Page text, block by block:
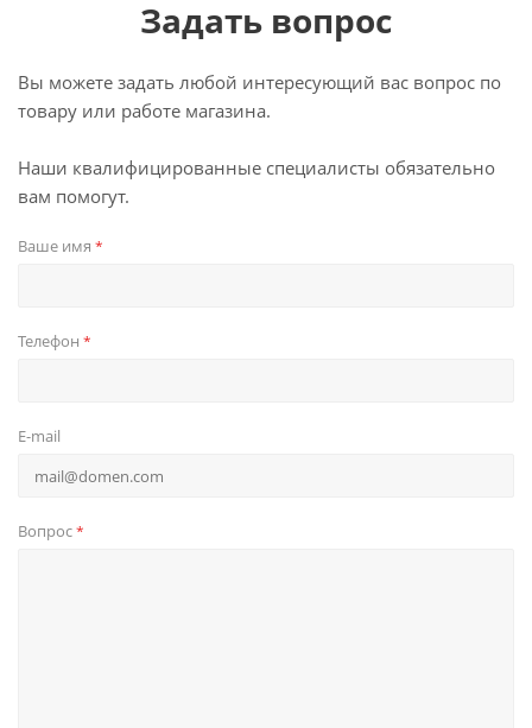
Задать вопрос
Вы можете задать любой интересующий вас вопрос по
товару или работе магазина.
Наши квалифицированные специалисты обязательно
вам помогут.
Ваше имя *
Телефон *
E-mail
Вопрос*